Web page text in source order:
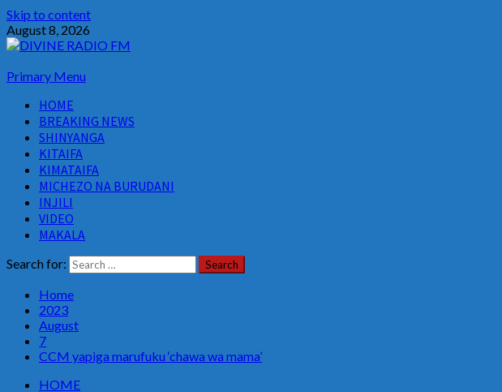
Skip to content
August 8, 2026
Primary Menu
HOME
BREAKING NEWS
SHINYANGA
KITAIFA
KIMATAIFA
MICHEZO NA BURUDANI
INJILI
VIDEO
MAKALA
Search for:
Home
2023
August
7
CCM yapiga marufuku ‘chawa wa mama’
HOME